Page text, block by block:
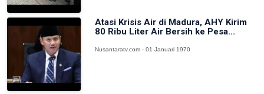
Atasi Krisis Air di Madura, AHY Kirim
80 Ribu Liter Air Bersih ke Pesa...
Nusantaratv.com - 01 Januari 1970